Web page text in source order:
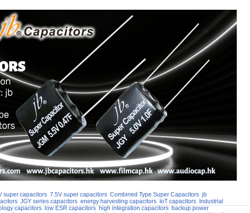
super capacitors 7.5V super capacitors Combined Type Super Capacitors jb
JGY series capacitors energy harvesting capacitors IoT capacitors
Industrial
capacitors low ESR capacitors high integration capacitors backup power